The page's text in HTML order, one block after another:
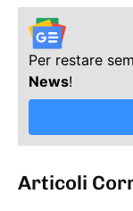
Per restare
News!
Articoli